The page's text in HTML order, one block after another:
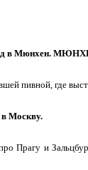
в Мюнхен.
пивной, где
в Москву.
Прагу и